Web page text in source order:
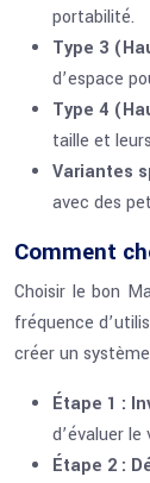
portabilité.
Type 3
d’espace
Type 4
taille et
Variantes
avec des
Comment
Choisir le bon
fréquence
créer un
Étape 1 :
d’évaluer
Étape 2 :